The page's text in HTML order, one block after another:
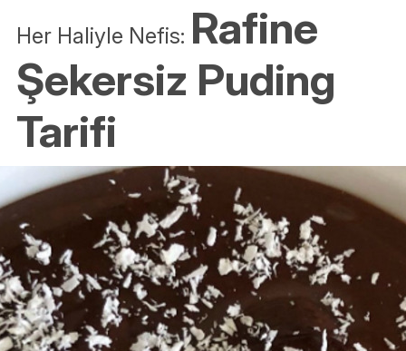
Her Haliyle Nefis: Rafine
Şekersiz Puding
Tarifi